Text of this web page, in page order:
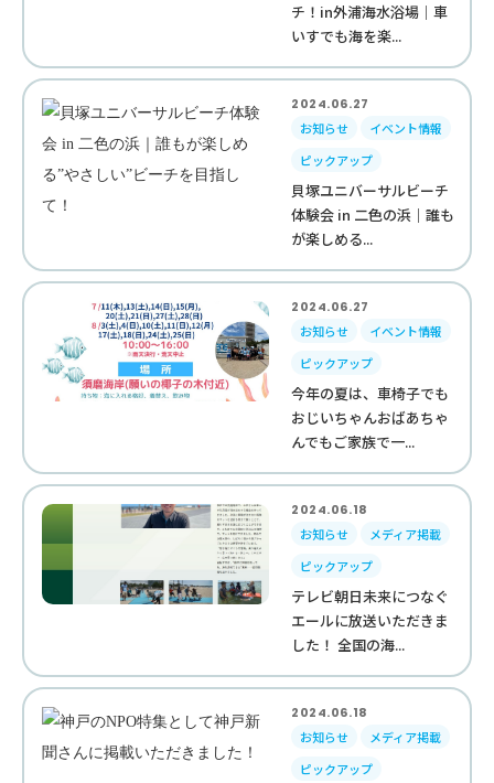
チ！in外浦海水浴場｜車
いすでも海を楽...
2024.06.27
お知らせ
イベント情報
ピックアップ
貝塚ユニバーサルビーチ
体験会 in 二色の浜｜誰も
が楽しめる...
2024.06.27
お知らせ
イベント情報
ピックアップ
今年の夏は、車椅子でも
おじいちゃんおばあちゃ
んでもご家族で一...
2024.06.18
お知らせ
メディア掲載
ピックアップ
テレビ朝日未来につなぐ
エールに放送いただきま
した！ 全国の海...
2024.06.18
お知らせ
メディア掲載
ピックアップ